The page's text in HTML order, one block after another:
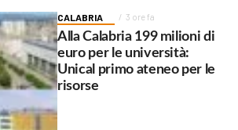
CALABRIA 3 ore fa
Alla Calabria 199 milioni di
euro per le università:
Unical primo ateneo per le
risorse